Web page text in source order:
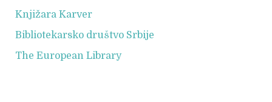
Knjižara Karver
Bibliotekarsko društvo Srbije
The European Library